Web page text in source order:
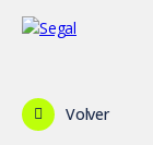
Volver